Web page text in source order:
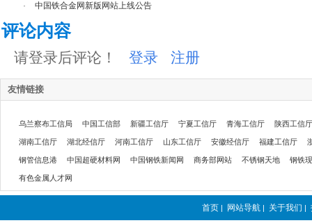
·
中国铁合金网新版网站上线公告
评论内容
请登录后评论！ 登录 注册
友情链接
乌兰察布工信局 中国工信部 新疆工信厅 宁夏工信厅 青海工信厅 陕西工信厅
湖南工信厅 湖北经信厅 河南工信厅 山东工信厅 安徽经信厅 福建工信厅
钢管信息港 中国超硬材料网 中国钢铁新闻网 商务部网站 不锈钢天地 钢铁
有色金属人才网
首页 | 网站导航 | 关于我们 |